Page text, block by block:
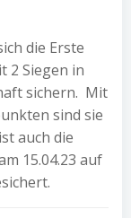
die Erste
2 Siegen in
sichern. Mit
sind sie
auch die
15.04.23 auf